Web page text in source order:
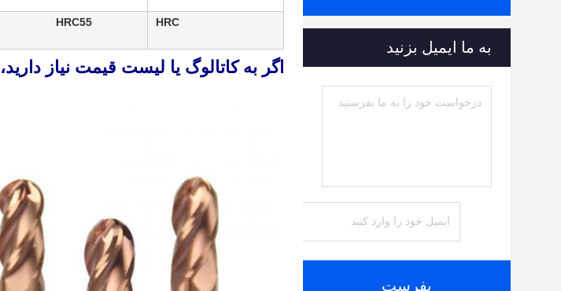
به ما ایمیل بزنید
بفرست
HRC
HRC55
اگر به کاتالوگ یا لیست قیمت نیاز